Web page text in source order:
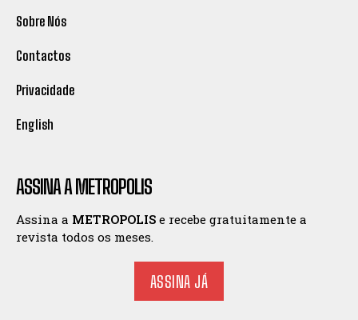
Sobre Nós
Contactos
Privacidade
English
ASSINA A METROPOLIS
Assina a METROPOLIS e recebe gratuitamente a
revista todos os meses.
ASSINA JÁ